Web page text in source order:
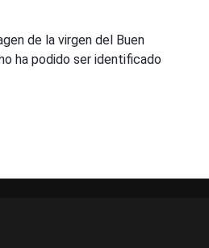
de la virgen del Buen
ha podido ser identificado